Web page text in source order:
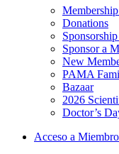
Donations
Sponsor a
New
PAMA
Bazaar
2026
Doctor’s
Acceso a